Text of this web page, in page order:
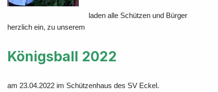
laden alle Schützen und Bürger
herzlich ein, zu unserem
Königsball 2022
am 23.04.2022 im Schützenhaus des SV Eckel.